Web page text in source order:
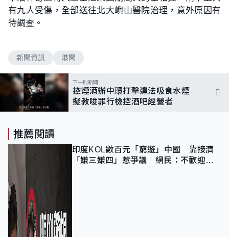
有九人受傷，全部送往北大嶼山醫院治理，意外原因有
待調查。
新聞資訊 港聞
下一則新聞
控煙酒辦中環打擊違法吸食水煙
擬教唆罪行檢控酒吧經營者
推薦閱讀
印度KOL數百元「窮遊」中國 靠接濟
「嫌三嫌四」惹爭議 網民：不歡迎劣